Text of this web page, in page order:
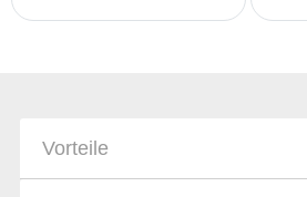
Vorteile